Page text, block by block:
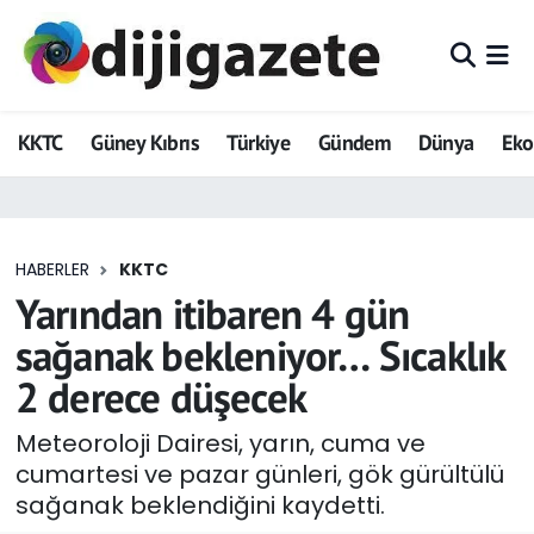
KKTC Güney Kıbrıs Türkiye Gündem Dünya
HABERLER KKTC
Yarından itibaren 4 gün
sağanak bekleniyor… Sıcaklık
2 derece düşecek
Meteoroloji Dairesi, yarın, cuma ve
cumartesi ve pazar günleri, gök gürültülü
sağanak beklendiğini kaydetti.
ADVERTORIAL
Dijigazete
Eğitim
Ekonomi
Foto Galeri
GEZİ
Güncel
Hava Durumu
Trafik Durumu
Tüm Manşetler
Son Dakika Haberleri
Haber Arşivi